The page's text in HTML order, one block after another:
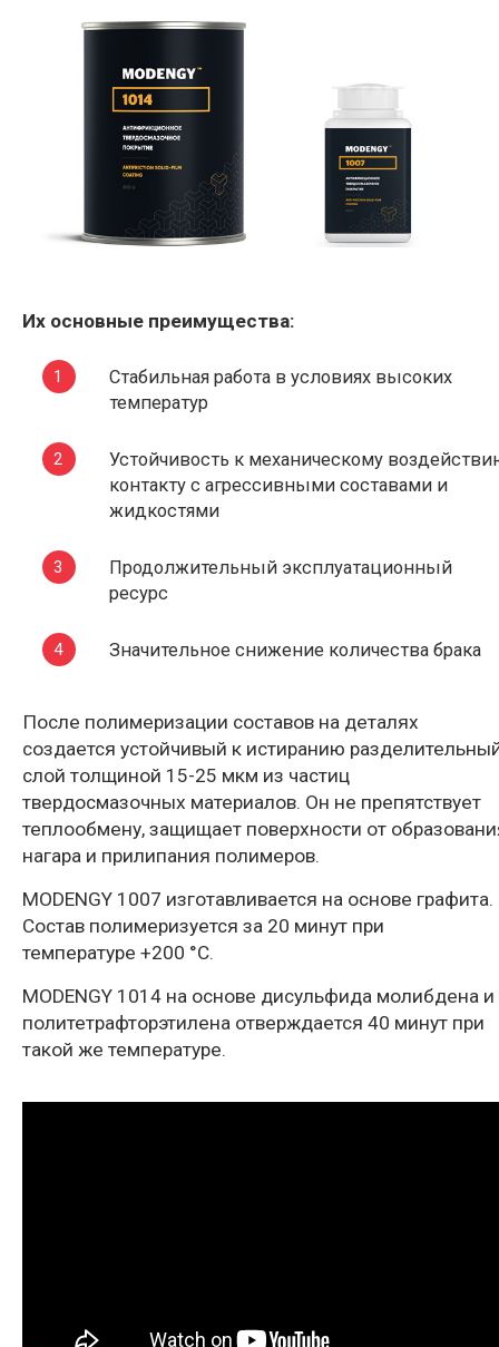
Их основные преимущества:
Стабильная работа в условиях высоких
температур
Устойчивость к механическому
контакту с агрессивными составами и
жидкостями
Продолжительный эксплуатационный
ресурс
Значительное снижение количества брака
После полимеризации составов на деталях
создается устойчивый к истиранию
слой толщиной 15-25 мкм из частиц
твердосмазочных материалов. Он не препятствует
теплообмену, защищает поверхности от
нагара и прилипания полимеров.
MODENGY 1007 изготавливается на основе графита.
Состав полимеризуется за 20 минут при
температуре +200 °С.
MODENGY 1014 на основе дисульфида молибдена и
политетрафторэтилена отверждается 40 минут при
такой же температуре.